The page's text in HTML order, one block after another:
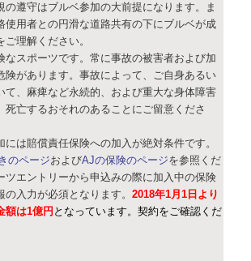
の遵守はブルベ参加の大前提になります。ま
使用者との円滑な道路共有の下にブルベが成
ご理解ください。
なスポーツです。常に事故の被害者および加
険があります。事故によって、ご自身あるい
て、麻痺など永続的、および重大な身体障害
死亡するおそれのあることにご留意くださ
には賠償責任保険への加入が絶対条件です。
のページおよびAJの保険のページを参照くだ
ツエントリーから申込みの際に加入中の保険
の入力が必須となります。 2018年1月1日より
額は1億円 となっています。契約をご確認くだ